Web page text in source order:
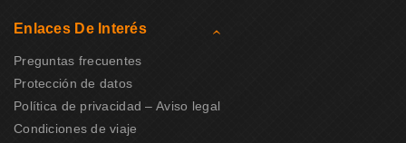
Enlaces De Interés
Preguntas frecuentes
Protección de datos
Política de privacidad – Aviso legal
Condiciones de viaje